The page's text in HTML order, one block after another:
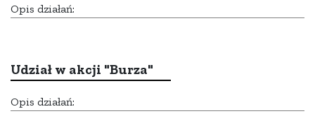
Opis działań:
Udział w akcji "Burza"
Opis działań: